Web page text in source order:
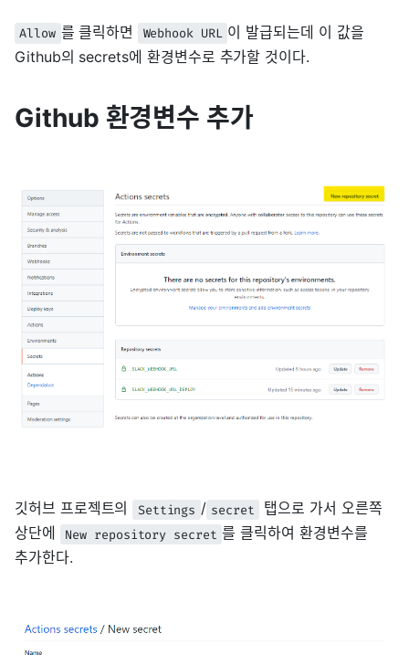
Allow 를 클릭하면 Webhook URL 이 발급되는데 이 값을
Github의 secrets에 환경변수로 추가할 것이다.
Github 환경변수 추가
깃허브 프로젝트의 Settings / secret
탭으로 가서 오른쪽
상단에
New repository secret 를 클릭하여 환경변수를
추가한다.